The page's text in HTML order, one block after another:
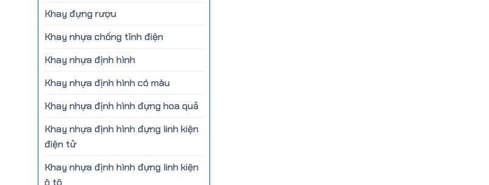
Khay đựng rượu
Khay nhựa chống tĩnh điện
Khay nhựa định hình
Khay nhựa định hình có màu
Khay nhựa định hình đựng hoa quả
Khay nhựa định hình đựng linh kiện
điện tử
Khay nhựa định hình đựng linh kiện
ô tô